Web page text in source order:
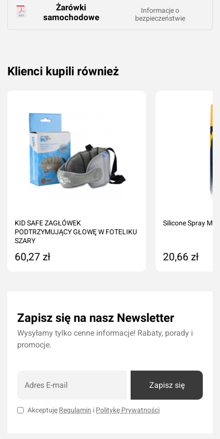
Żarówki
samochodowe
Informacje o
bezpieczeństwie
Klienci kupili również
KID SAFE ZAGŁÓWEK
PODTRZYMUJĄCY GŁOWĘ W FOTELIKU
SZARY
60,27 zł
Silicone Spray
20,66 zł
Zapisz się na nasz Newsletter
Wysyłamy tylko cenne informacje! Rabaty, porady i
promocje.
Zapisz się
Akceptuję Regulamin i Politykę Prywatności